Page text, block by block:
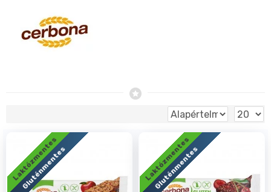
Laktózmentes
Gluténmentes Laktózmentes
Gluténmentes